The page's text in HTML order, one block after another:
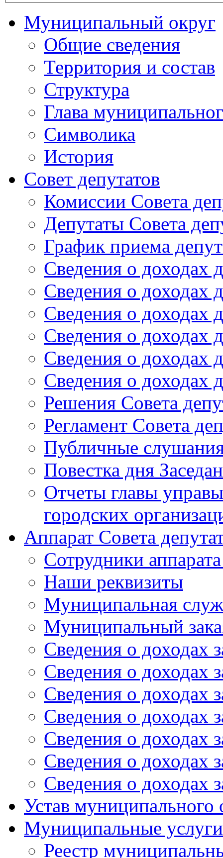
Муниципальный округ
Общие сведения
Территория и состав
Структура
Глава
Символика
История
Cовет депутатов
Комиссии Совета
Депутаты Совета
График приема
Сведения о доходах
Сведения о доходах
Сведения о доходах
Сведения о доходах
Сведения о доходах
Сведения о доходах
Решения Совета
Регламент Совета
Публичные
Повестка дня
Отчеты главы
городских
Аппарат Совета
Сотрудники
Наши реквизиты
Муниципальная
Муниципальный
Сведения о доходах
Сведения о доходах
Сведения о доходах
Сведения о доходах
Сведения о доходах
Сведения о доходах
Сведения о доходах
Устав муниципального
Муниципальные услуги
Реестр